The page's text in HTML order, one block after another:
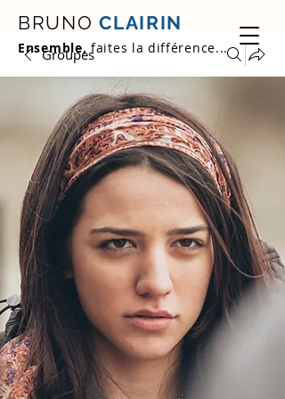
BRUNO CLAIRIN
Ensemble, faites la différence...
Groupes